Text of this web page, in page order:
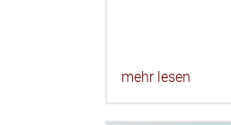
mehr lesen